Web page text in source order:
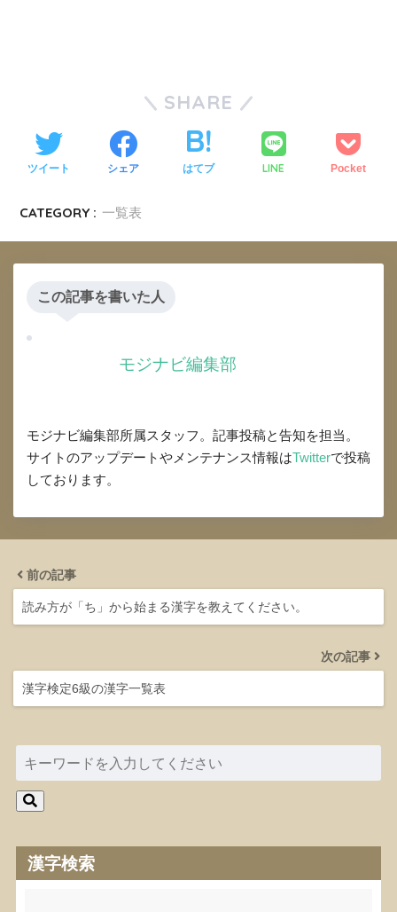
SHARE
ツイート シェア はてブ LINE Pocket
CATEGORY : 一覧表
この記事を書いた人
モジナビ編集部
モジナビ編集部所属スタッフ。記事投稿と告知を担当。
サイトのアップデートやメンテナンス情報はTwitterで投稿
しております。
前の記事
読み方が「ち」から始まる漢字を教えてください。
次の記事
漢字検定6級の漢字一覧表
漢字検索